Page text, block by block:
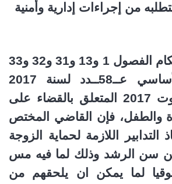
من إجراءات إدارية وأمنية
وحيث وعملا بأحكام الفصول 1 و13 و31 و32 و33
من القانون الأساسي عــ58ــدد لسنة 2017
مؤرخ في 11 أوت 2017 المتعلق بالقضاء على
والطفل، فإن القاضي المختص
التدابير اللازمة لحماية الزوجة
عن سن الرشد وذلك لما فيه مس
لما يمكن ان يلحقهم من